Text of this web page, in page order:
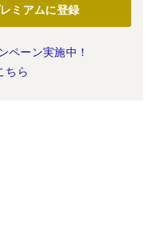
ミアムに登録
ペーン実施中！
ちら